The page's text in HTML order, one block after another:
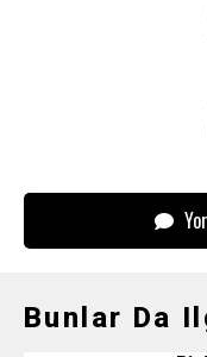
Bunlar Da